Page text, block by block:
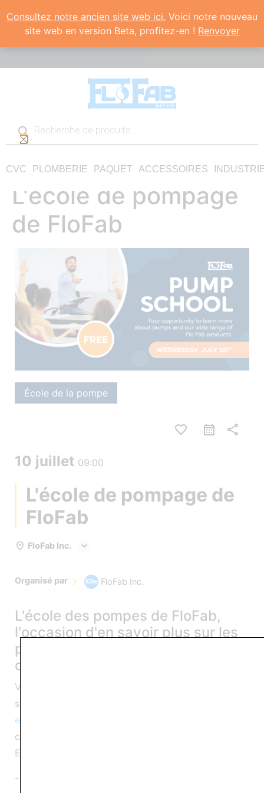
Consultez notre ancien site web ici. Voici notre nouveau
site web en version Beta, profitez-en ! Renvoyer
CVC PLOMBERIE PAQUET ACCESSOIRES
L'école de pompage
de FloFab
École de la pompe
favorite_border share
10 juillet 09:00
L'école de pompage de
FloFab
FloFab Inc.
Organisé par FloFab Inc.
L'école des pompes de FloFab,
l'occasion d'en savoir plus sur les
pompes et sur notre large gamme
de produits FloFab.
Venez élargir vos connaissances sur différents
sujets concernant les
experts
connaissances et leur expertise avec vous !
Explorez des sujets tels que :
- Réparation et entretien adéquat des pompes